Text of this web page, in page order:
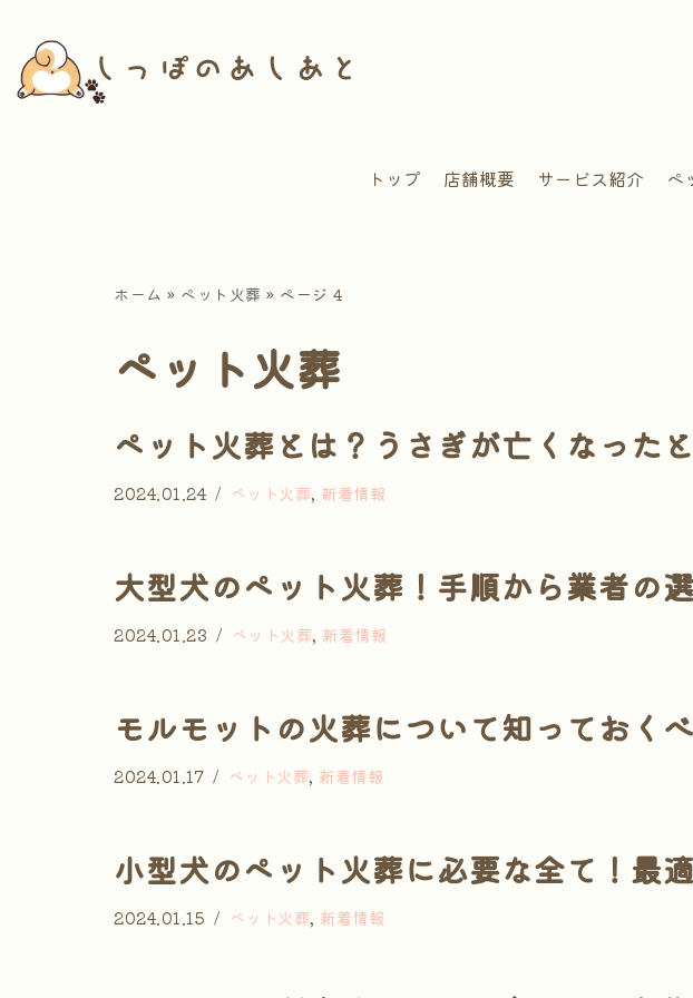
コ
ン
トップ 店舗概要 サービス紹介 ペ
ホーム » ペット火葬 » ページ 4
ペット火葬
ペット火葬とは？うさぎが亡くなった
2024.01.24 ペット火葬, 新着情報
大型犬のペット火葬！手順から業者の
2024.01.23 ペット火葬, 新着情報
モルモットの火葬について知っておく
2024.01.17 ペット火葬, 新着情報
小型犬のペット火葬に必要な全て！最
2024.01.15 ペット火葬, 新着情報